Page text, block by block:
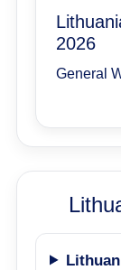
2026
General